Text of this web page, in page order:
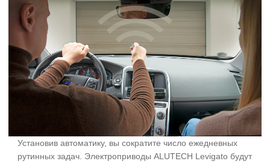
Установив автоматику, вы сократите число ежедневных
рутинных задач. Электроприводы ALUTECH Levigato будут